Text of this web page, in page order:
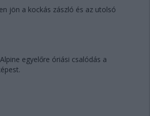
jön a kockás zászló és az utolsó
egyelőre óriási csalódás a